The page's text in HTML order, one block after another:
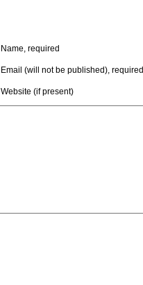
Name, required
Email (will not be published), required
Website (if present)